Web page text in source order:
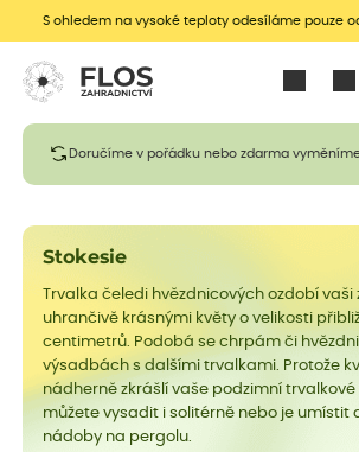
S ohledem na vysoké teploty odesíláme pouze
Doručíme v pořádku nebo zdarma
Stokesie
Trvalka čeledi hvězdnicových ozdobí vaši
uhrančivě krásnými květy o velikosti
centimetrů. Podobá se chrpám či
výsadbách s dalšími trvalkami. Protože
nádherně zkrášlí vaše podzimní trvalkové
můžete vysadit i solitérně nebo je umístit
nádoby na pergolu.